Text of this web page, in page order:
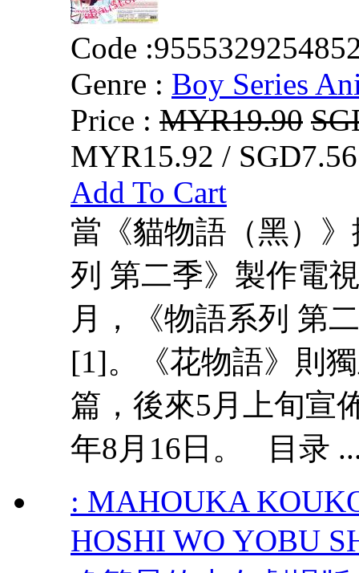
Code :
Genre : Boy Series
Price : MYR19.90
MYR15.92 /
Add To Cart
當《貓物語（黑）
列 第二季》製作電
月，《物語系列 第
[1]。《花物語》則
篇，後來5月上旬宣
年8月16日。 目录
: MAHOUKA
HOSHI WO YOBU